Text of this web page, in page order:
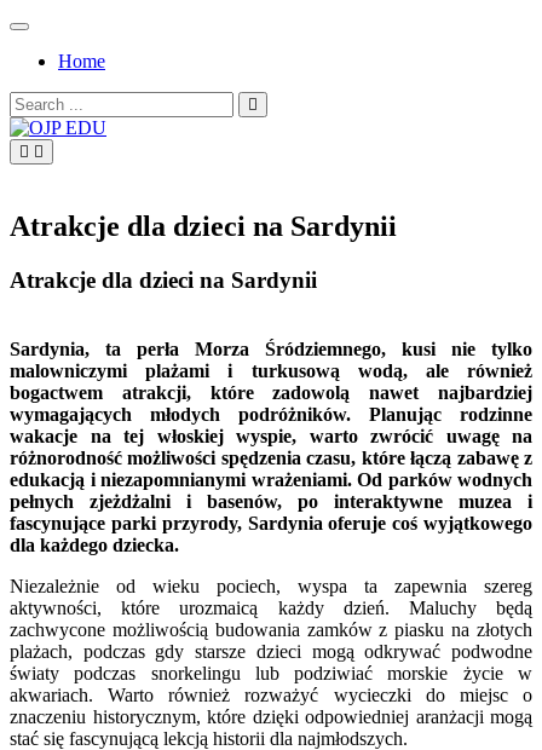
Skip
contentHome
Search
for:
Atrakcje dla dzieci na Sardynii
Atrakcje dla dzieci na Sardynii
Sardynia, ta perła Morza Śródziemnego, kusi nie tylko
malowniczymi plażami i turkusową wodą, ale również
bogactwem atrakcji, które zadowolą nawet najbardziej
wymagających młodych podróżników. Planując rodzinne
wakacje na tej włoskiej wyspie, warto zwrócić uwagę na
różnorodność możliwości spędzenia czasu, które łączą zabawę z
edukacją i niezapomnianymi wrażeniami. Od parków wodnych
pełnych zjeżdżalni i basenów, po interaktywne muzea i
fascynujące parki przyrody, Sardynia oferuje coś wyjątkowego
dla każdego dziecka.
Niezależnie od wieku pociech, wyspa ta zapewnia szereg
aktywności, które urozmaicą każdy dzień. Maluchy będą
zachwycone możliwością budowania zamków z piasku na złotych
plażach, podczas gdy starsze dzieci mogą odkrywać podwodne
światy podczas snorkelingu lub podziwiać morskie życie w
akwariach. Warto również rozważyć wycieczki do miejsc o
znaczeniu historycznym, które dzięki odpowiedniej aranżacji mogą
stać się fascynującą lekcją historii dla najmłodszych.